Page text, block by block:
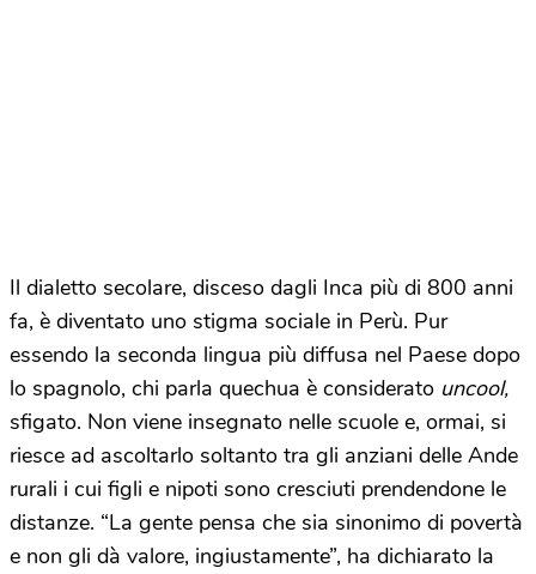
Il dialetto secolare, disceso dagli Inca più di 800 anni
fa, è diventato uno stigma sociale in Perù. Pur
essendo la seconda lingua più diffusa nel Paese dopo
lo spagnolo, chi parla quechua è considerato uncool,
sfigato. Non viene insegnato nelle scuole e, ormai, si
riesce ad ascoltarlo soltanto tra gli anziani delle Ande
rurali i cui figli e nipoti sono cresciuti prendendone le
distanze. “La gente pensa che sia sinonimo di povertà
e non gli dà valore, ingiustamente”, ha dichiarato la